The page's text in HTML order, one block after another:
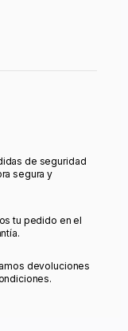
de seguridad
segura y
tu pedido en el
devoluciones